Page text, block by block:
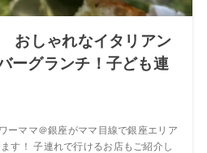
おしゃれなイタリアン
ーグランチ！子ども連
ーママ＠銀座がママ目線で銀座エリア
す！ 子連れで行けるお店もご紹介し